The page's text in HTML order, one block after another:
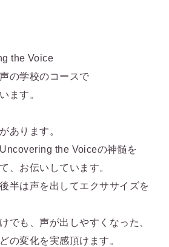
the Voice
の学校のコースで
ます。
あります。
the Voiceの神髄を
、お伝いしています。
半は声を出してエクササイズを
でも、声が出しやすくなった、
の変化を実感頂けます。